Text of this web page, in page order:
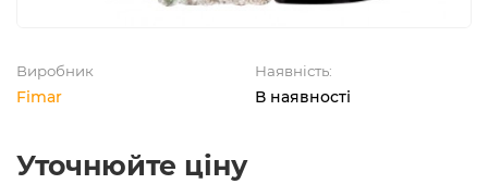
Виробник
Fimar
Наявність:
В наявності
Уточнюйте ціну